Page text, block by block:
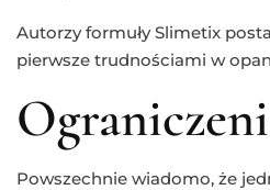
Autorzy formuły Slimetix
pierwsze trudnościami w
Powszechnie wiadomo, że